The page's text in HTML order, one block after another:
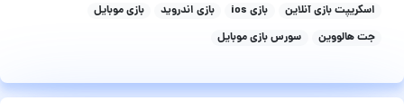
اسکریپت بازی آنلاین
بازی ios بازی اندروید
بازی موبایل
جت هالووین
سورس بازی موبایل